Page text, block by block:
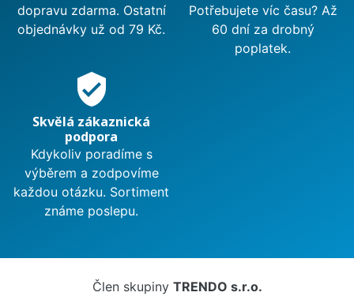
dopravu zdarma. Ostatní
objednávky už od 79 Kč.
Potřebujete víc času? Až
60 dní za drobný
poplatek.
verified_user
Skvělá zákaznická
podpora
Kdykoliv poradíme s
výběrem a zodpovíme
každou otázku. Sortiment
známe poslepu.
Člen skupiny TRENDO s.r.o.